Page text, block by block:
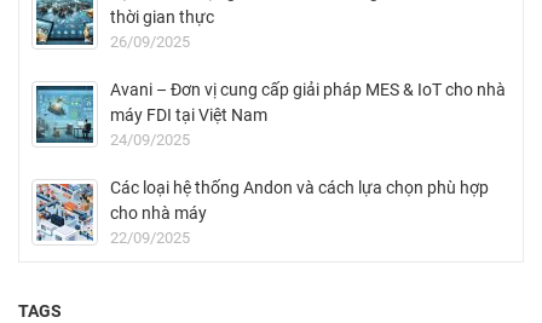
thời gian thực
26/09/2025
Avani – Đơn vị cung cấp giải pháp MES & IoT cho nhà
máy FDI tại Việt Nam
24/09/2025
Các loại hệ thống Andon và cách lựa chọn phù hợp
cho nhà máy
22/09/2025
TAGS